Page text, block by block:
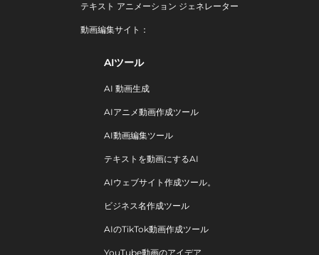
テキスト アニメーション ジェネレーター
動画編集サイト：
AIツール
AI 動画生成
AIアニメ動画作成ツール
AI動画編集ツール
テキストを動画にするAI
AIウェブサイト作成ツール。
ビジネス名作成ツール
AIのTikTok動画作成ツール
YouTube動画のアイデア